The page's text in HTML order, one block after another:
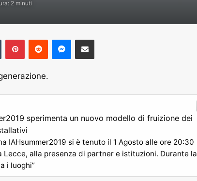
2 minuti
Tumblr PinterestReddit Messenger
Share via Email
sperimenta un nuovo modello di fruizione dei
IAHsummer2019 si è tenuto il 1 Agosto alle ore 20:30
Lecce, alla presenza di partner e istituzioni. Durante la
i luoghi”